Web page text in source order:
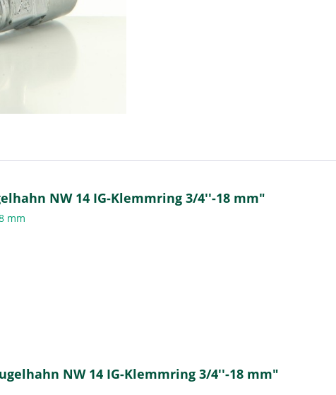
NW 14 IG-Klemmring 3/4''-18 mm"
mm
NW 14 IG-Klemmring 3/4''-18 mm"